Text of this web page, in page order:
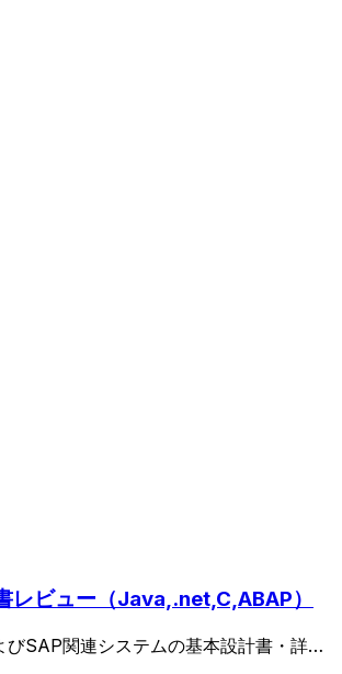
の工程を担当いただきます。 SAP人事
よびパラメータ設計経験が必須となりま
件です。
レビュー（Java,.net,C,ABAP）
SAP関連システムの基本設計書・詳細